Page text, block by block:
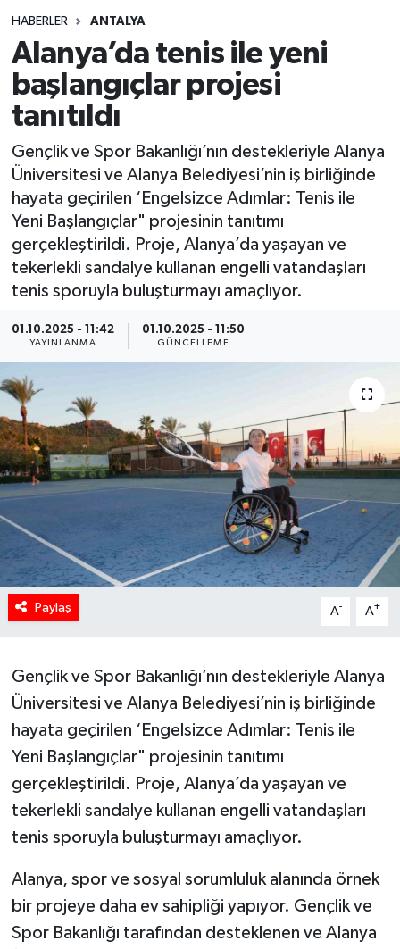
HABERLER ANTALYA
Alanya’da tenis ile yeni
başlangıçlar projesi
tanıtıldı
Gençlik ve Spor Bakanlığı’nın destekleriyle Alanya
Üniversitesi ve Alanya Belediyesi’nin iş birliğinde
hayata geçirilen ‘Engelsizce Adımlar: Tenis ile
Yeni Başlangıçlar" projesinin tanıtımı
gerçekleştirildi. Proje, Alanya’da yaşayan ve
tekerlekli sandalye kullanan engelli vatandaşları
tenis sporuyla buluşturmayı amaçlıyor.
01.10.2025 - 11:42
YAYINLANMA
01.10.2025 - 11:50
GÜNCELLEME
Paylaş A- A+
Gençlik ve Spor Bakanlığı’nın destekleriyle Alanya
Üniversitesi ve Alanya Belediyesi’nin iş birliğinde
hayata geçirilen ‘Engelsizce Adımlar: Tenis ile
Yeni Başlangıçlar" projesinin tanıtımı
gerçekleştirildi. Proje, Alanya’da yaşayan ve
tekerlekli sandalye kullanan engelli vatandaşları
tenis sporuyla buluşturmayı amaçlıyor.
Alanya, spor ve sosyal sorumluluk alanında örnek
bir projeye daha ev sahipliği yapıyor. Gençlik ve
Spor Bakanlığı tarafından desteklenen ve Alanya
Spor
Tebrik
Türkiye